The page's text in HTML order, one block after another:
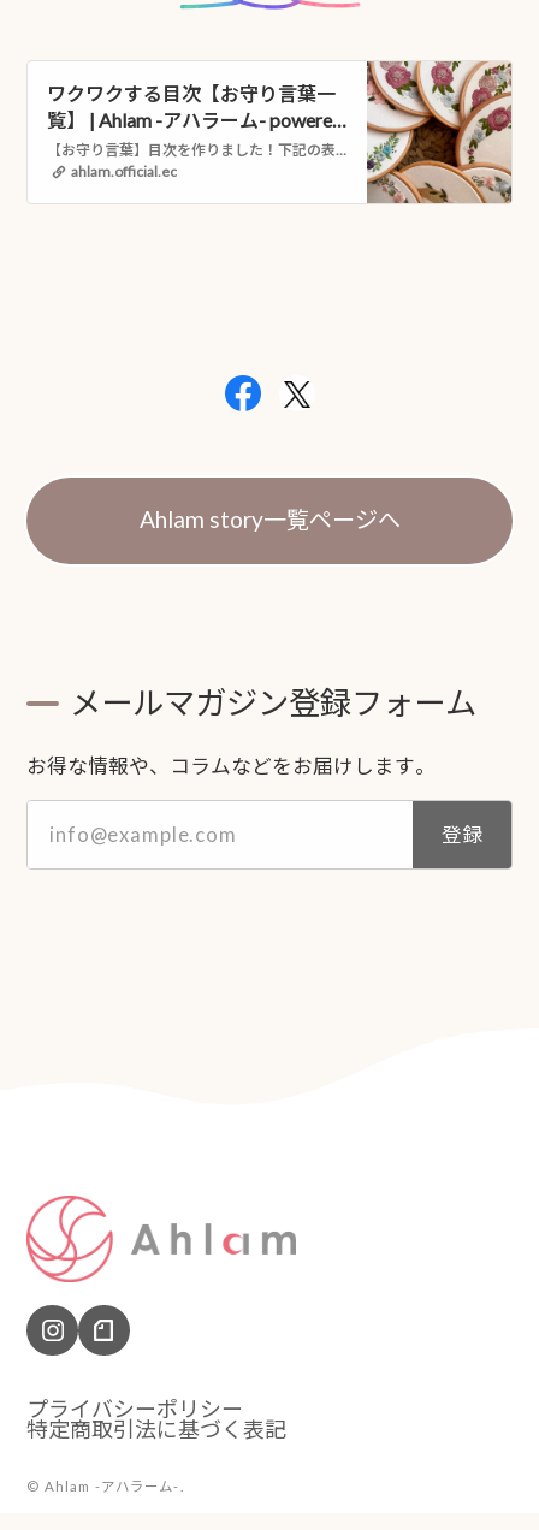
ワクワクする目次【お守り言葉一
覧】 | Ahlam -アハラーム- powered
by BASE
【お守り言葉】目次を作りました！下記の表に左から作品名▶︎こんな方にピッタリ▶︎お守りメッセージの順に記載しています。作品をクリックで、詳細の説明ページに飛ぶこ...
ahlam.official.ec
Ahlam story一覧ページへ
メールマガジン登録フォーム
お得な情報や、コラムなどをお届けします。
登録
プライバシーポリシー
特定商取引法に基づく表記
©︎ Ahlam -アハラーム-.